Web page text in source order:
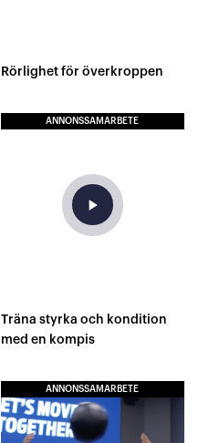
Rörlighet för överkroppen
ANNONSSAMARBETE
play_arrow
Träna styrka och kondition
med en kompis
ANNONSSAMARBETE